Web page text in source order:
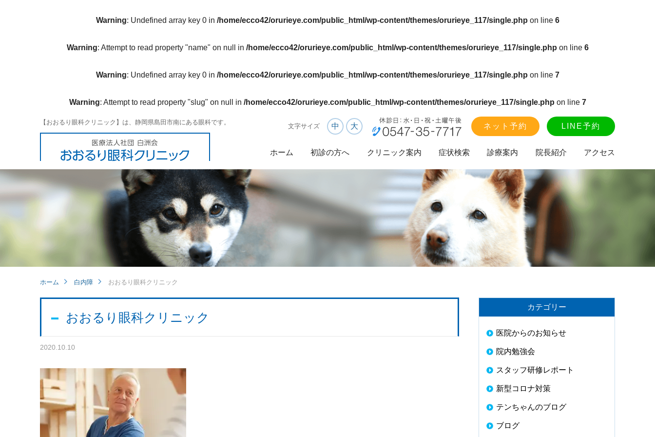
Warning: Undefined array key 0 in /home/ecco42/orurieye.com/public_html/wp-content/themes/orurieye_117/single.php on line 6
Warning: Attempt to read property "name" on null in /home/ecco42/orurieye.com/public_html/wp-content/themes/orurieye_117/single.php on line 6
Warning: Undefined array key 0 in /home/ecco42/orurieye.com/public_html/wp-content/themes/orurieye_117/single.php on line 7
Warning: Attempt to read property "slug" on null in /home/ecco42/orurieye.com/public_html/wp-content/themes/orurieye_117/single.php on line 7
【おおるり眼科クリニック】は、静岡県島田市南にある眼科です。
文字サイズ 中 大 ネット予約 LINE予約
ホーム 初診の方へ クリニック案内 症状検索 診療案内 院長紹介 アクセス
ホーム 白内障 おおるり眼科クリニック
おおるり眼科クリニック
2020.10.10
カテゴリー
医院からのお知らせ
院内勉強会
スタッフ研修レポート
新型コロナ対策
テンちゃんのブログ
ブログ